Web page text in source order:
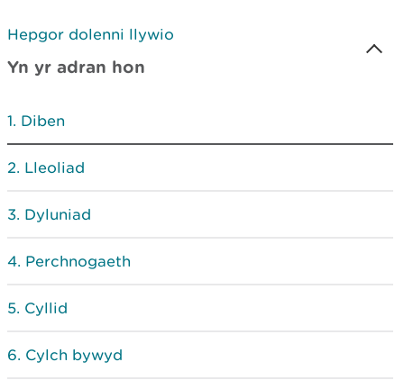
Hepgor dolenni llywio
Yn yr adran hon
Diben
Lleoliad
Dyluniad
Perchnogaeth
Cyllid
Cylch bywyd